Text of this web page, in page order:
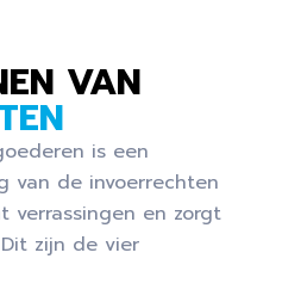
VAN
is een
van de invoerrechten
verrassingen en zorgt
zijn de vier